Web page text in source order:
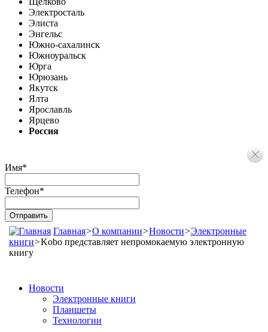
Электросталь
Элиста
Энгельс
Южно-сахалинск
Южноуральск
Юрга
Юрюзань
Якутск
Ялта
Ярославль
Ярцево
Россия
Имя*
Телефон*
Главная>О компании>Новости>Электронные
книги>Kobo представляет непромокаемую электронную
книгу
Новости
Электронные книги
Планшеты
Технологии